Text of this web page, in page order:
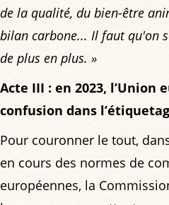
de la qualité, du bien-être
bilan carbone... Il faut qu'on
de plus en plus. »
Acte III : en 2023, l’Union
confusion dans
Pour couronner le tout,
en cours des normes de
européennes, la